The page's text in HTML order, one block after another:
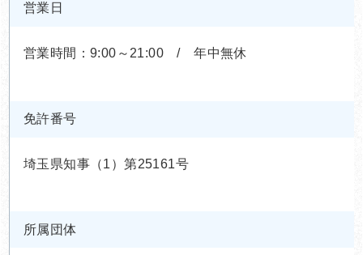
営業日
営業時間：9:00～21:00 / 年中無休
免許番号
埼玉県知事（1）第25161号
所属団体